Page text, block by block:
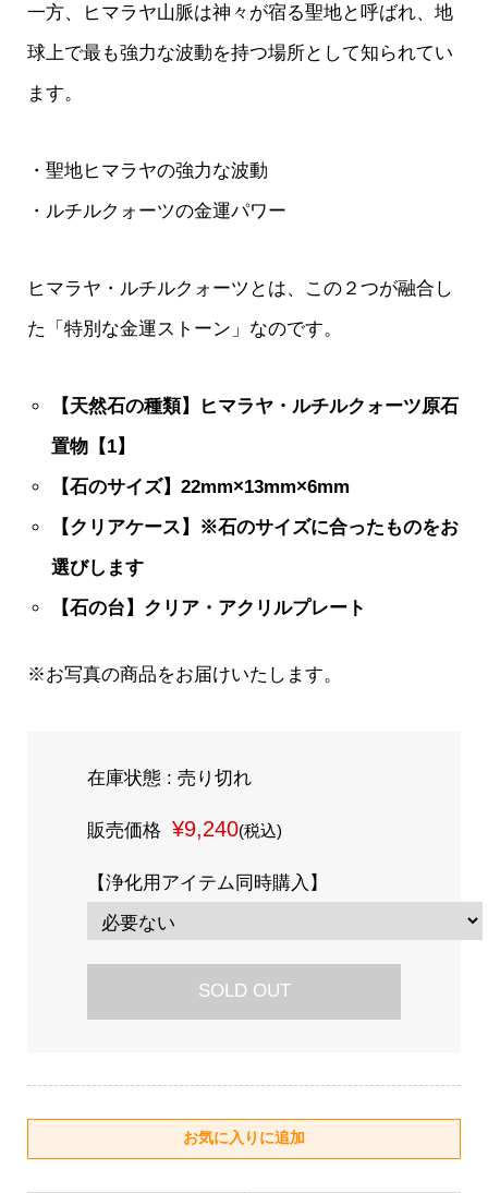
一方、ヒマラヤ山脈は神々が宿る聖地と呼ばれ、地
球上で最も強力な波動を持つ場所として知られてい
ます。
・聖地ヒマラヤの強力な波動
・ルチルクォーツの金運パワー
ヒマラヤ・ルチルクォーツとは、この２つが融合し
た「特別な金運ストーン」なのです。
【天然石の種類】ヒマラヤ・ルチルクォーツ原石
置物【1】
【石のサイズ】22mm×13mm×6mm
【クリアケース】※石のサイズに合ったものをお
選びします
【石の台】クリア・アクリルプレート
※お写真の商品をお届けいたします。
在庫状態 : 売り切れ
販売価格 ¥9,240(税込)
【浄化用アイテム同時購入】
SOLD OUT